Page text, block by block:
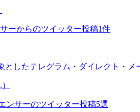
ーからのツイッター投稿1件
としたテレグラム・ダイレクト・メ
ンサーのツイッター投稿5選